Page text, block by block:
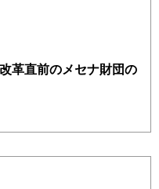
革直前のメセナ財団の